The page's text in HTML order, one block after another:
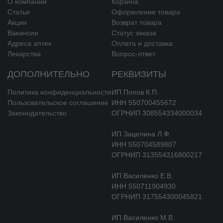
изоферментный профиль миозина. Увеличивает концентрацию
липопротеидов высокой плотности (ЛПВП), у больных с
гиперурикемией снижает концентрацию мочевой кислоты.
Периндоприл улучшает эластичность крупных артерий, устраняет
Периндоприл нормализует работу сердца, снижая пред- и пост-
нагрузку.
на фоне терапии периндоприлом отмечено:
уменьшение давления наполнения в левом и правом
Приём начальной дозы периндоприла 2 мг у пациентов с ХСН Ⅰ–Ⅱ
функ’ционального класса по классификации NYHA не
Статьи
Акции
Вакансии
Адреса аптек
Лекарства
Оформление товара
Возврат товара
Статус заказа
Оплата и доставка
Вопрос-ответ
ДОПОЛНИТЕЛЬНО
Политика конфиденциальности
Пользовательское соглашение
Законодательство
РЕКВИЗИТЫ
ИП Попов К.П.
ИНН 550700455672
ОГРНИП 308554334000034
ИП Зацепина Л.Ф.
ИНН 550704589807
ОГРНИП 313554316800217
ИП Василенко Е.В.
ИНН 550711904930
ОГРНИП 317554300045821
ИП Василенко М.В.